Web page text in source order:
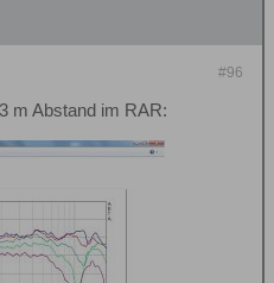
#96
m Abstand im RAR: